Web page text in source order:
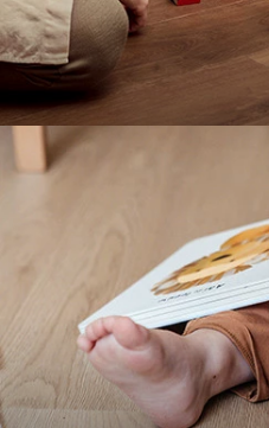
Wood & Stone